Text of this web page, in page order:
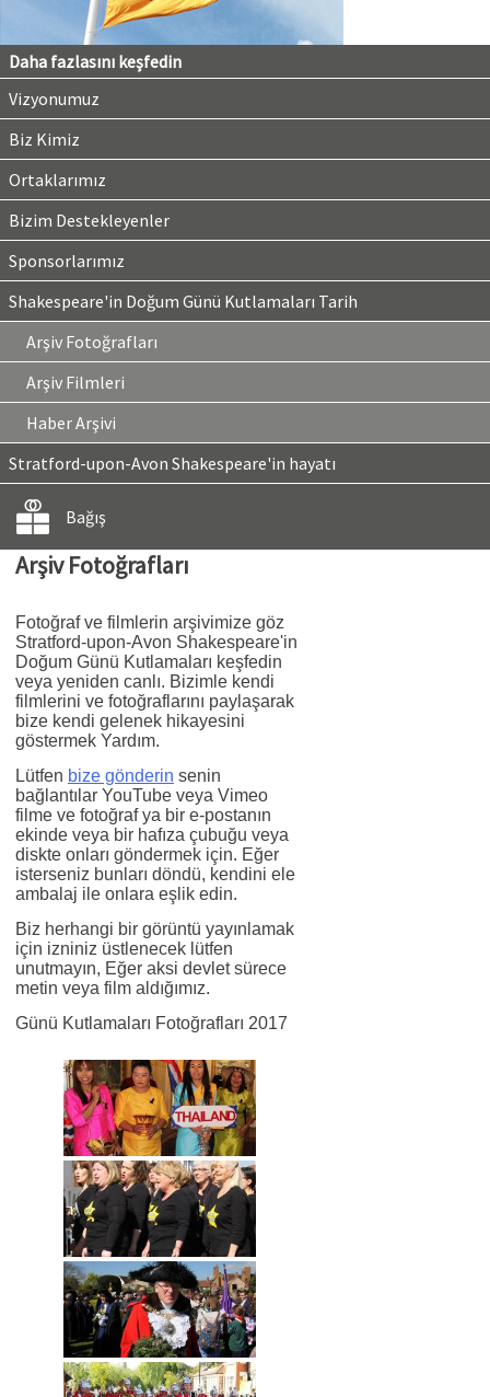
Daha fazlasını keşfedin
Vizyonumuz
Biz Kimiz
Ortaklarımız
Bizim Destekleyenler
Sponsorlarımız
Shakespeare'in Doğum Günü Kutlamaları Tarih
Arşiv Fotoğrafları
Arşiv Filmleri
Haber Arşivi
Stratford-upon-Avon Shakespeare'in hayatı
Bağış
Arşiv Fotoğrafları
Fotoğraf ve filmlerin arşivimize göz
Stratford-upon-Avon Shakespeare'in
Doğum Günü Kutlamaları keşfedin
veya yeniden canlı. Bizimle kendi
filmlerini ve fotoğraflarını paylaşarak
bize kendi gelenek hikayesini
göstermek Yardım.
Lütfen bize gönderin senin
bağlantılar YouTube veya Vimeo
filme ve fotoğraf ya bir e-postanın
ekinde veya bir hafıza çubuğu veya
diskte onları göndermek için. Eğer
isterseniz bunları döndü, kendini ele
ambalaj ile onlara eşlik edin.
Biz herhangi bir görüntü yayınlamak
için izniniz üstlenecek lütfen
unutmayın, Eğer aksi devlet sürece
metin veya film aldığımız.
Günü Kutlamaları Fotoğrafları 2017